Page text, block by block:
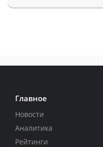
Главное
Новости
Аналитика
Рейтинги